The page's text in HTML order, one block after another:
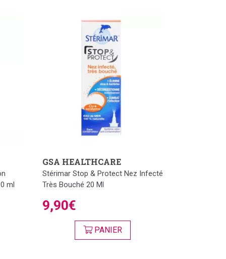
ml
GSA HEALTHCARE
Stérimar Stop & Protect Nez Infecté
Très Bouché 20 Ml
9,90€
PANIER